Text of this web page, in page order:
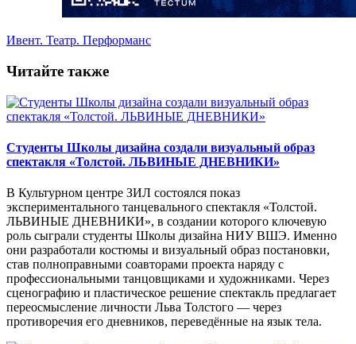
Ивент. Театр. Перформанс
Читайте также
Студенты Школы дизайна создали визуальный образ
спектакля «Толстой. ЛЬВИНЫЕ ДНЕВНИКИ»
В Культурном центре ЗИЛ состоялся показ
экспериментального танцевального спектакля «Толстой.
ЛЬВИНЫЕ ДНЕВНИКИ», в создании которого ключевую
роль сыграли студенты Школы дизайна НИУ ВШЭ. Именно
они разработали костюмы и визуальный образ постановки,
став полноправными соавторами проекта наряду с
профессиональными танцовщиками и художниками. Через
сценографию и пластическое решение спектакль предлагает
переосмысление личности Льва Толстого — через
противоречия его дневников, переведённые на язык тела.